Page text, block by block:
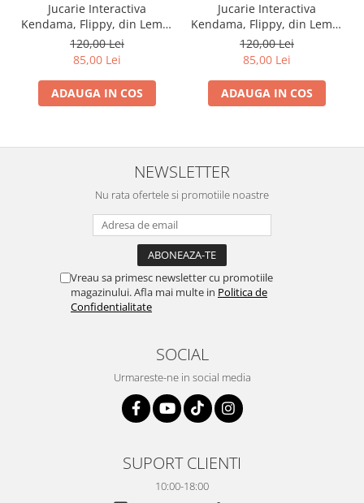
Jucarie Interactiva
Kendama, Flippy, din Lemn,
18 cm, Joc de Indemanare
pentru Copii si Adulti,
Model Gradient 9,
Rosu/Alb/Gri
120,00 Lei
85,00 Lei
ADAUGA IN COS
Jucarie Interactiva
Kendama, Flippy, din Lemn,
18 cm, Joc de Indemanare
pentru Copii si Adulti,
Model Gradient 8, Rosu/
Galben/ Albastru
120,00 Lei
85,00 Lei
ADAUGA IN COS
NEWSLETTER
Nu rata ofertele si promotiile noastre
Vreau sa primesc newsletter cu promotiile
magazinului. Afla mai multe in Politica de
Confidentialitate
SOCIAL
Urmareste-ne in social media
SUPORT CLIENTI
10:00-18:00